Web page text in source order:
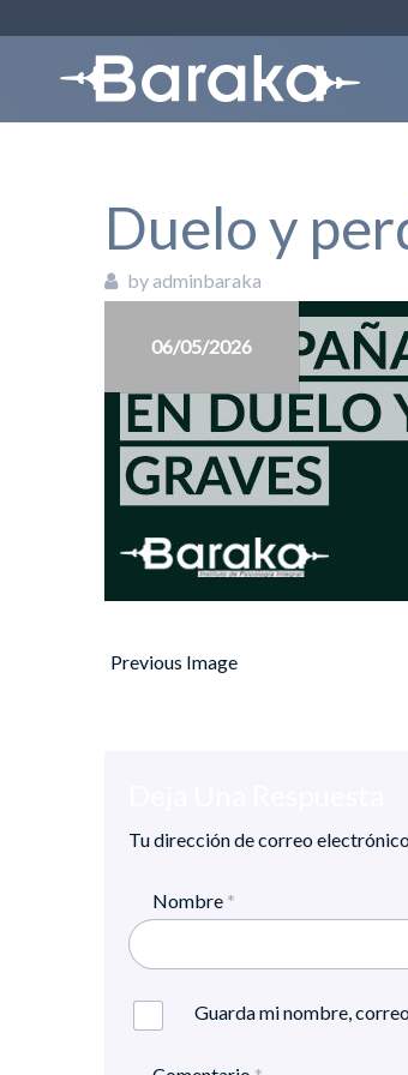
Duelo y
by adminbaraka
06/05/2026
Previous Image
Tu dirección de correo
Nombre *
Guarda mi nombre,